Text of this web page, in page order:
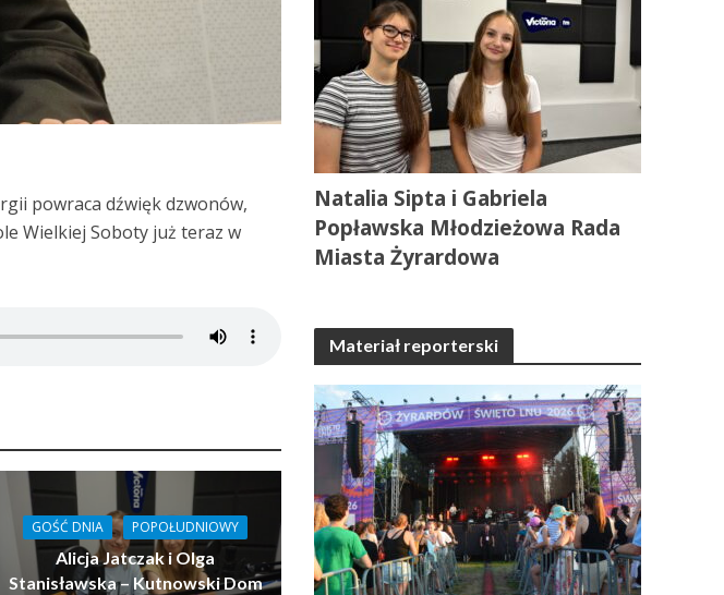
powraca dźwięk dzwonów,
Wielkiej Soboty już teraz w
GOŚĆ DNIA POPOŁUDNIOWY
Alicja Jatczak i Olga
Stanisławska – Kutnowski Dom
Natalia Sipta i Gabriela
Popławska Młodzieżowa Rada
Miasta Żyrardowa
Materiał reporterski